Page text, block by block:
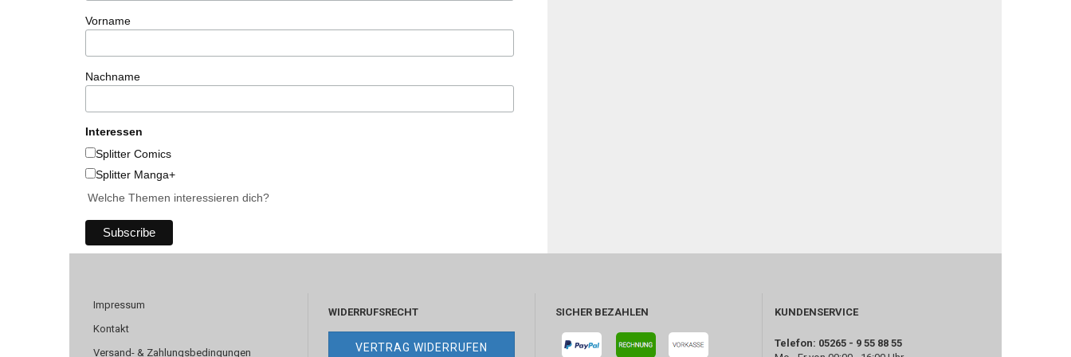
Vorname
Nachname
Interessen
Splitter Comics
Splitter Manga+
Welche Themen interessieren dich?
Impressum
Kontakt
Versand- & Zahlungsbedingungen
WIDERRUFSRECHT
VERTRAG WIDERRUFEN
SICHER BEZAHLEN KUNDENSERVICE
Telefon: 05265 - 9 55 88 55